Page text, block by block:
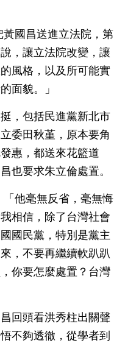
國昌送進立法院，第
，讓立法院改變，讓
風格，以及所可能實
面貌。」
，包括民進黨新北市
委田秋堇，原本要角
惠，都送來花籃道
也要求朱立倫處置。
他毫無反省，毫無悔
相信，除了台灣社會
國民黨，特別是黨主
，不要再繼續軟趴趴
你要怎麼處置？台灣
回頭看洪秀柱出關聲
不夠透徹，從學者到